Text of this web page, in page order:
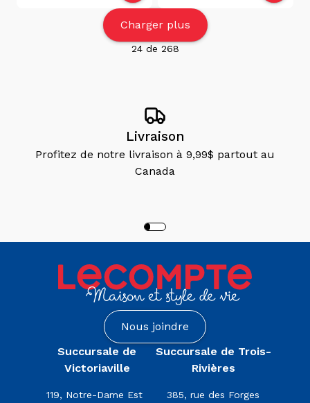
Charger plus
24 de 268
Livraison
Profitez de notre livraison à 9,99$ partout au
Canada
Nous joindre
Succursale de
Victoriaville
119, Notre-Dame Est
Succursale de Trois-
Rivières
385, rue des Forges